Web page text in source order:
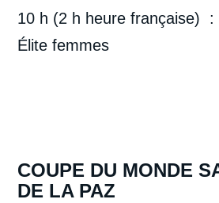
10 h (2 h heure française) :
Élite femmes
COUPE DU MONDE
DE LA PAZ